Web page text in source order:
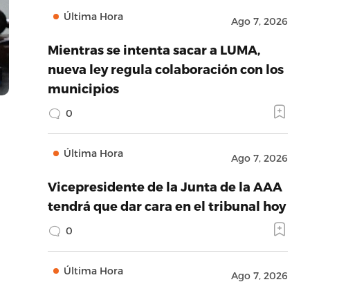
Última Hora Ago 7, 2026
Mientras se intenta sacar a LUMA,
nueva ley regula colaboración con los
municipios
0
Última Hora Ago 7, 2026
Vicepresidente de la Junta de la AAA
tendrá que dar cara en el tribunal hoy
0
Última Hora Ago 7, 2026